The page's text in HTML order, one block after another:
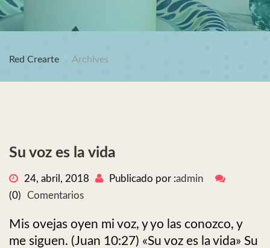
Red Crearte Archives
Su voz es la vida
24, abril, 2018 Publicado por :admin
(0)
Comentarios
Mis ovejas oyen mi voz, y yo las conozco, y
me siguen. (Juan 10:27) «Su voz es la vida» Su